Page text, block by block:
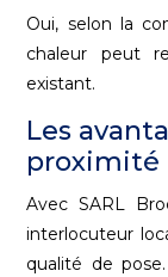
Oui, selon la
chaleur peut
existant.
Les
proximité
Avec SARL
interlocuteur
qualité de